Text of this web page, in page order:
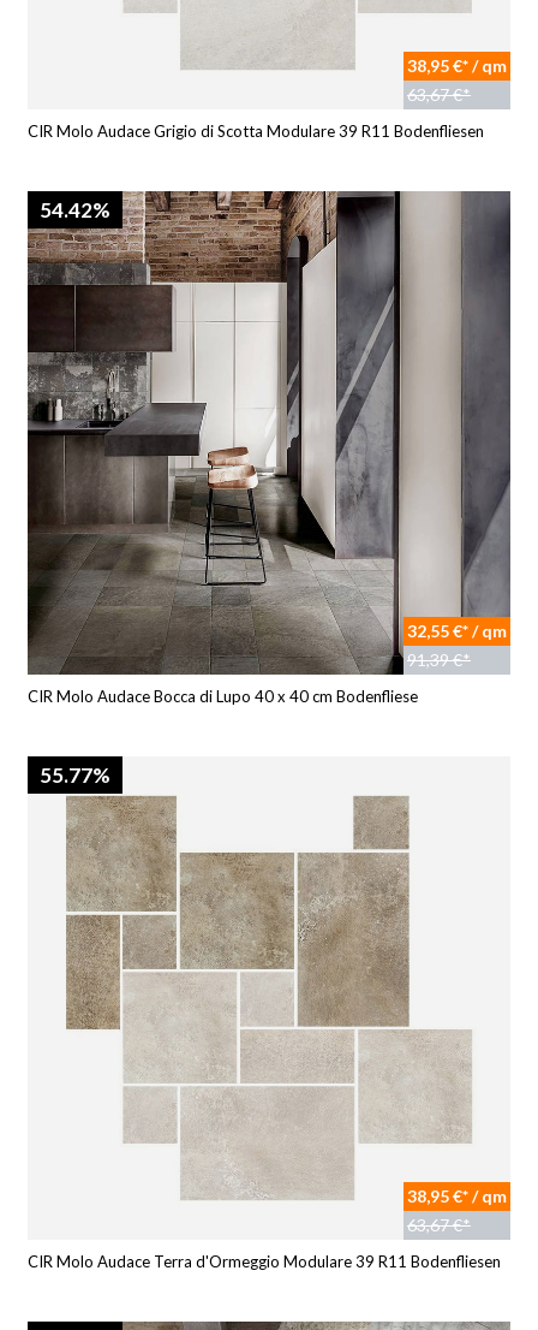
38,95 €* / qm
63,67 €*
CIR Molo Audace Grigio di Scotta Modulare 39 R11 Bodenfliesen
54.42%
32,55 €* / qm
91,39 €*
CIR Molo Audace Bocca di Lupo 40 x 40 cm Bodenfliese
55.77%
38,95 €* / qm
63,67 €*
CIR Molo Audace Terra d'Ormeggio Modulare 39 R11 Bodenfliesen